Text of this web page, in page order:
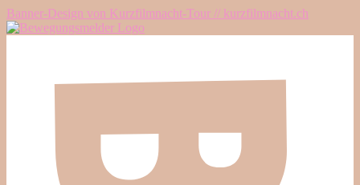
Banner-Design von Kurzfilmnacht-Tour // kurzfilmnacht.ch